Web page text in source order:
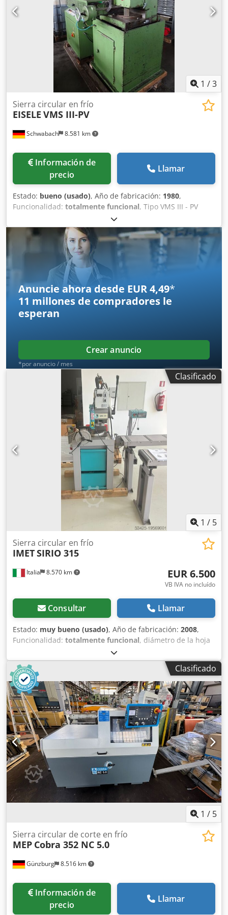
1 /3
Schwabach 8.581 km
Sierra circular en frío
EISELE VMS III-PV
Información de
precio
Llamar
Estado: bueno (usado), Año de fabricación: 1980,
Funcionalidad: totalmente funcional, Tipo VMS III - PV
Máquina nº 8518 Año de construcción 1980 Datos técnicos
: Motor de la sierra de 2 etapas 2,0 / 2,6 kW Hoja de sierra
350 mm Crodpeznc S Aofx Ai Tjf 4 velocidades de corte 8,5
/ 17 / 34 / 68 rpm Rango de sujeción, plano / redondo 200 /
120 mm Longitud de avance, carrera simple 5 - 600 mm
Longitud de avance, carrera doble 1200 mm
Anuncie ahora desde EUR 4,49*
11 millones de compradores le
esperan
Crear anuncio
*por anuncio / mes
Clasificado
1 / 5
Italia 8.570 km
Sierra circular en frío
IMETSIRIO 315
EUR 6.500
VB IVA no incluído
Consultar Llamar
Estado: muy bueno (usado), Año de fabricación: 2008,
Funcionalidad: totalmente funcional, diámetro de la hoja
, Sierra circular IMET SIRIO 315 con
mesa de rodillos de 3 m en el lado de carga y tope
electrónico de 3 m en el lado de descarga Crsdpfx
Aewzhnlji Tsf
Clasificado
1 / 5
Günzburg 8.516 km
Sierra circular de corte en frío
MEP Cobra 352 NC 5.0
Información de
precio
Llamar